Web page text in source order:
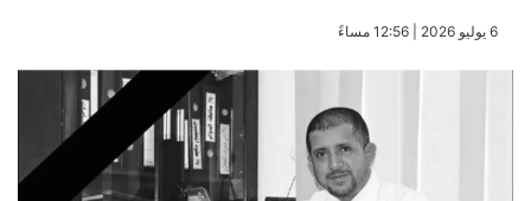
​6 يوليو 2026 | 12:56 مساءً